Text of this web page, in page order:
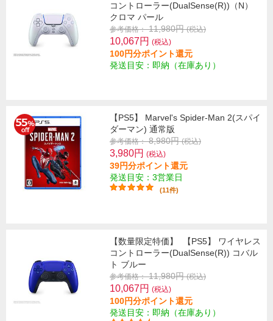
コントローラー(DualSense(R))（N）
クロマ パール
参考価格： 11,980円(税込)
10,067円 (税込)
100円分ポイント還元
発送目安：即納（在庫あり）
【PS5】 Marvel's Spider-Man 2(スパイ
ダーマン) 通常版
参考価格： 8,980円(税込)
3,980円 (税込)
39円分ポイント還元
発送目安：3営業日
(11件)
【数量限定特価】
【PS5】 ワイヤレス
コントローラー(DualSense(R)) コバル
ト ブルー
参考価格： 11,980円(税込)
10,067円 (税込)
100円分ポイント還元
発送目安：即納（在庫あり）